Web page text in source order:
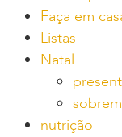
Faça em
Listas
Natal
nutrição